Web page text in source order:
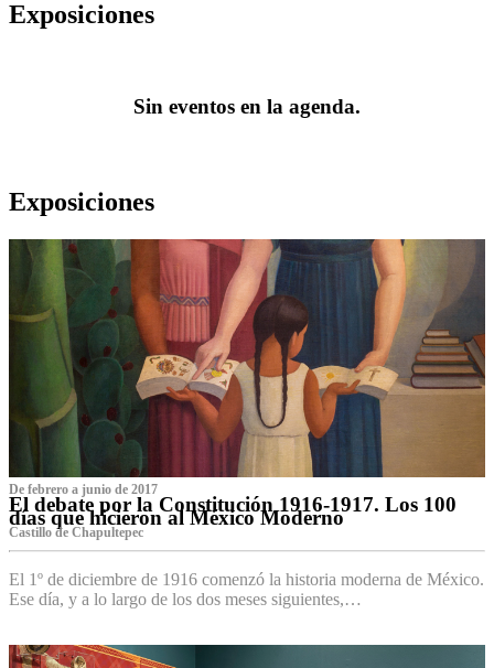
Exposiciones
Sin eventos en la agenda.
Exposiciones
De febrero a junio de 2017
El debate por la Constitución 1916-1917. Los 100
días que hicieron al México Moderno
Castillo de Chapultepec
El 1º de diciembre de 1916 comenzó la historia moderna de México.
Ese día, y a lo largo de los dos meses siguientes,…